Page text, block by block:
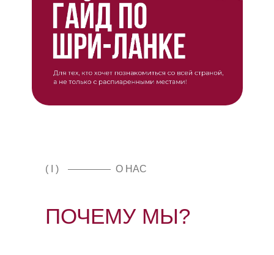
( I ) О НАС
ПОЧЕМУ МЫ?